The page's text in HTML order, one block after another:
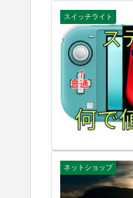
スイッチライト
ネットショップ